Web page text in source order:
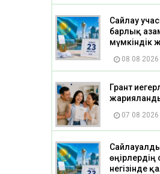
Сайлау
барлық
мүмкіндік
08 08 2026
Грант
07 08 2026
Сайлауалды
өңірлердің
негізінде